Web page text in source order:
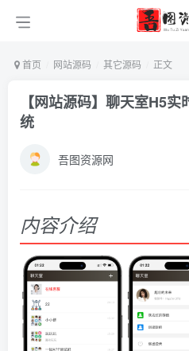
首页 网站源码 其它源码 正文
【网站源码】聊天室H5
统
吾图资源网
内容介绍